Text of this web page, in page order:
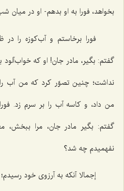
بخواهد، فورا به او بدهم- او در
فورا برخاستم و آب‌كوزه را در
گفتم: بگير، مادر جان! او كه
نداشت؛ چنين تصوّر كرد كه من آب
من داد، و كاسه آب را بر سرم زد.
گفتم: بگير مادر جان، مرا ببخش،
نفهميدم چه شد؟
إجمالا آنكه به آرزوى خود